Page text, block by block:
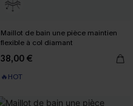
Maillot de bain une pièce maintien
flexible à col diamant
38,00 €
🔥HOT